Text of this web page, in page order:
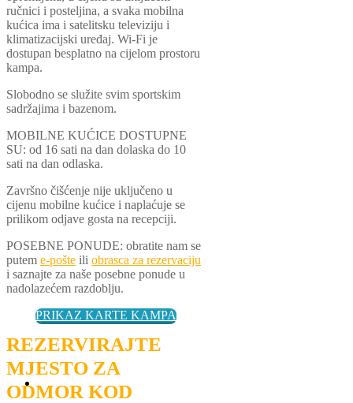
ručnici i posteljina, a svaka mobilna
kućica ima i satelitsku televiziju i
klimatizacijski uređaj. Wi-Fi je
dostupan besplatno na cijelom prostoru
kampa.
Slobodno se služite svim sportskim
sadržajima i bazenom.
MOBILNE KUĆICE DOSTUPNE
SU: od 16 sati na dan dolaska do 10
sati na dan odlaska.
Završno čišćenje nije uključeno u
cijenu mobilne kućice i naplaćuje se
prilikom odjave gosta na recepciji.
POSEBNE PONUDE: obratite nam se
putem e-pošte ili obrasca za rezervaciju
i saznajte za naše posebne ponude u
nadolazećem razdoblju.
PRIKAZ KARTE KAMPA
REZERVIRAJTE
MJESTO ZA
ODMOR KOD